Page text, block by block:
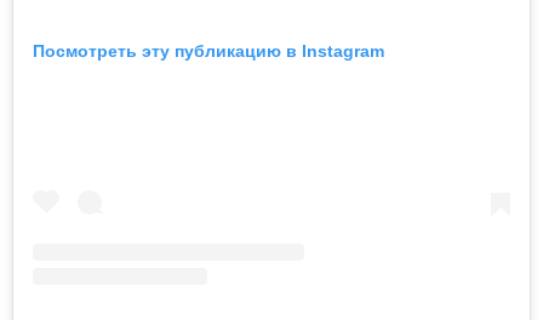
Посмотреть эту публикацию в Instagram